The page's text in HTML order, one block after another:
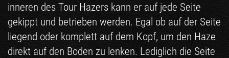
inneren des Tour Hazers kann er auf jede Seite
gekippt und betrieben werden. Egal ob auf der Seite
liegend oder komplett auf dem Kopf, um den Haze
direkt auf den Boden zu lenken. Lediglich die Seite